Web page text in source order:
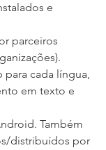
e
parceiros
para cada língua,
em texto e
Também
distribuídos por